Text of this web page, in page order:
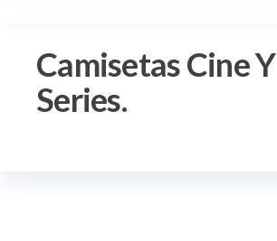
Camisetas Cine Y
Series.